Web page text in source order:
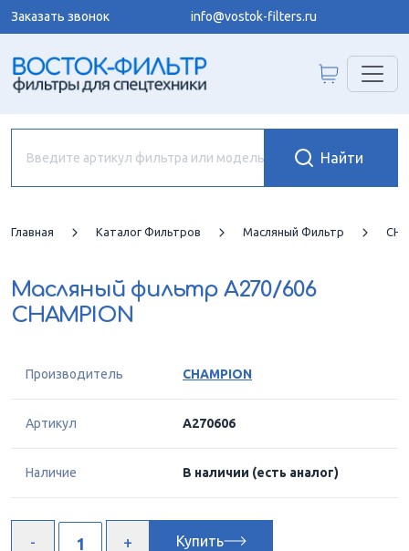
Заказать звонок info@vostok-filters.ru
Главная Каталог Фильтров Масляный Фильтр
Масляный фильтр A270/606
CHAMPION
Производитель CHAMPION
Артикул A270606
Наличие В наличии (есть аналог)
Купить